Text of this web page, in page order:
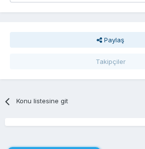
Paylaş
Takipçiler
Konu listesine git